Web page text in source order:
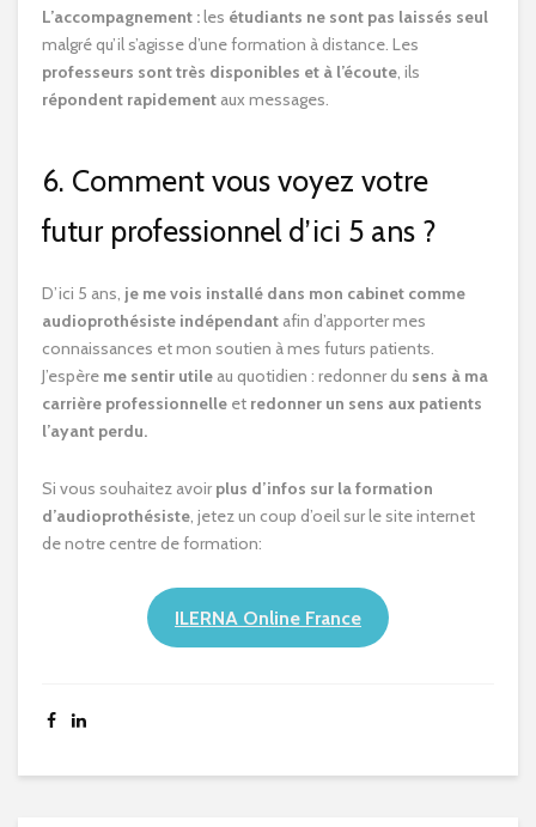
L’accompagnement :les étudiants ne sont pas laissés seul
malgré qu’il s’agisse d’une formation à distance. Les
professeurs sont très disponibles et à l’écoute, ils
répondent rapidement aux messages.
6. Comment vous voyez votre
futur professionnel d’ici 5 ans ?
D’ici 5 ans, je me vois installé dans mon cabinet comme
audioprothésiste indépendant afin d’apporter mes
connaissances et mon soutien à mes futurs patients.
J’espère me sentir utile au quotidien : redonner du sens à ma
carrière professionnelle et redonner un sens aux patients
l’ayant perdu.
Si vous souhaitez avoir plus d’infos sur la formation
d’audioprothésiste, jetez un coup d’oeil sur le site internet
de notre centre de formation:
ILERNA Online France